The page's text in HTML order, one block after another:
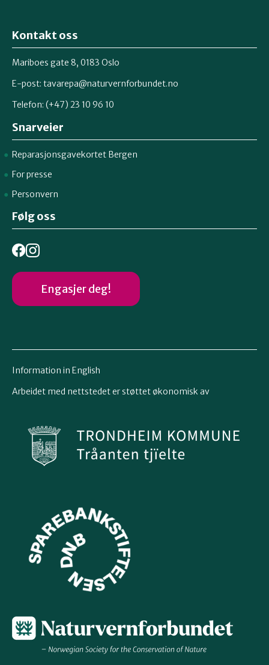
Retten til reparasjon
Kontakt oss
Mariboes gate 8, 0183 Oslo
E-post: tavarepa@naturvernforbundet.no
Telefon: (+47) 23 10 96 10
Snarveier
Reparasjonsgavekortet Bergen
For presse
Personvern
Følg oss
Engasjer deg!
Information in English
Arbeidet med nettstedet er støttet økonomisk av